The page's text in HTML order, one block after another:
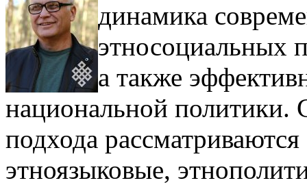
динамика
этносоциальных
а также
национальной политики.
подхода
этноязыковые,